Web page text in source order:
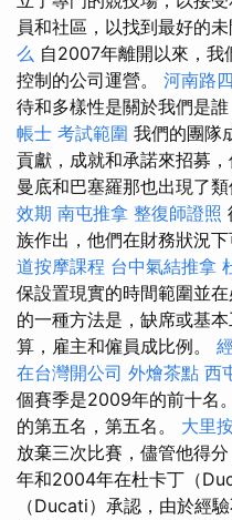
員和社區，以找到最好的未
么 自2007年離開以來，我
控制的公司運營。 河南路
待和多樣性是關於我們是
帳士 考試範圍 我們的團隊
貢獻，成就和承諾來招募
曼底和巴塞羅那也出現了類
效期 南屯推拿 整復師證照
族作出，他們在財務狀況
道按摩課程 台中氣結推拿
保設置現實的時間範圍並
的一種方法是，缺席或基
算，雇主和僱員成比例。
在台灣開公司 外燴茶點 西
個賽季是2009年的前十名。
的第五名，第五名。 大里
放棄三次比賽，儘管他得
年和2004年在杜卡丁（
（Ducati）承認，由於經